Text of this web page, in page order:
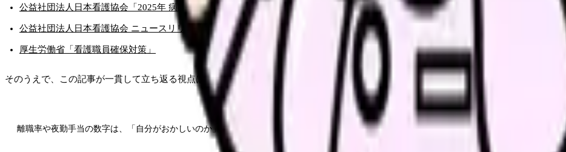
公益社団法人日本看護協会「2025年 病院看護実態調査」結果（PDF・2026年3月31日公表） （全国の病院8,022施設対象・有効回収
公益社団法人日本看護協会 ニュースリリース一覧
厚生労働省「看護職員確保対策」
そのうえで、この記事が一貫して立ち返る視点は次のひとつです。
離職率や夜勤手当の数字は、「自分がおかしいのか」を測る物差しではなく、「自分の職場がどの位置にいるか」を確認するための地図として